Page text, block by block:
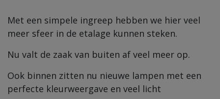
Met een simpele ingreep hebben we hier veel
meer sfeer in de etalage kunnen steken.
Nu valt de zaak van buiten af veel meer op.
Ook binnen zitten nu nieuwe lampen met een
perfecte kleurweergave en veel licht